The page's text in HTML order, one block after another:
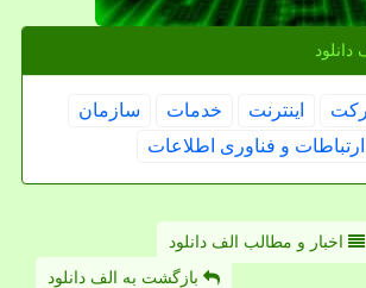
اینترنت خدمات
سازمان
ارتباطات و فناوری اطلاعات
اخبار و مطالب الف دانلود
بازگشت به الف دانلود